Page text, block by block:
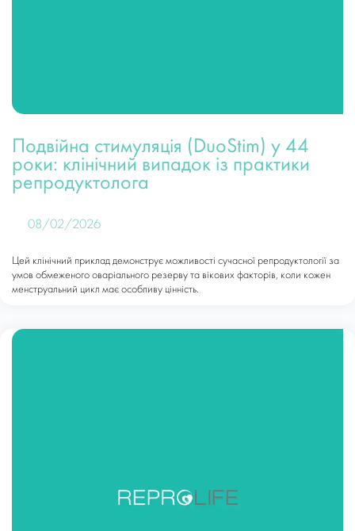
Подвійна стимуляція (DuoStim) у 44
роки: клінічний випадок із практики
репродуктолога
08/02/2026
Цей клінічний приклад демонструє можливості сучасної репродуктології за
умов обмеженого оваріального резерву та вікових факторів, коли кожен
менструальний цикл має особливу цінність.